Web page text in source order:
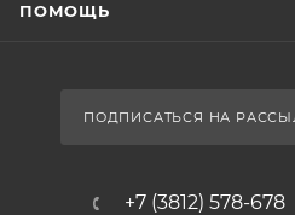
ПОМОЩЬ
ПОДПИСАТЬСЯ НА
+7 (3812) 578-678